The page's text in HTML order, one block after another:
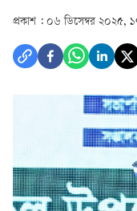
প্রকাশ : ০৬ ডিসেম্বর ২০২৫,